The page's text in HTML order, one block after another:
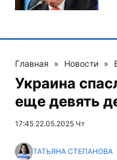
Главная » Новости »
Украина
еще девять
17:45 22.05.2025 Чт
ТАТЬЯНА СТЕПАНОВА